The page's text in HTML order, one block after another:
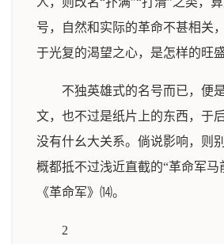
号，自然和实际的革命不甚相关
于光复的渴望之心，是怎样的旺盛
不独英雄式的名号而已，便
文，也不过是纸片上的东西，于
没有什幺大关系。倘说影响，则
概都抵不过浅近直截的“革命军马
《革命军》⒁。
2